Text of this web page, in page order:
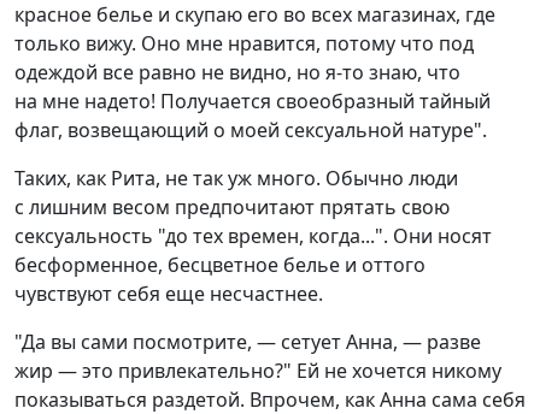
красное белье и скупаю его во всех магазинах, где
только вижу. Оно мне нравится, потому что под
одеждой все равно не видно, но я-то знаю, что
на мне надето! Получается своеобразный тайный
флаг, возвещающий о моей сексуальной натуре".
Таких, как Рита, не так уж много. Обычно люди
с лишним весом предпочитают прятать свою
сексуальность "до тех времен, когда...". Они носят
бесформенное, бесцветное белье и оттого
чувствуют себя еще несчастнее.
"Да вы сами посмотрите, — сетует Анна, — разве
жир — это привлекательно?" Ей не хочется никому
показываться раздетой. Впрочем, как Анна сама себя